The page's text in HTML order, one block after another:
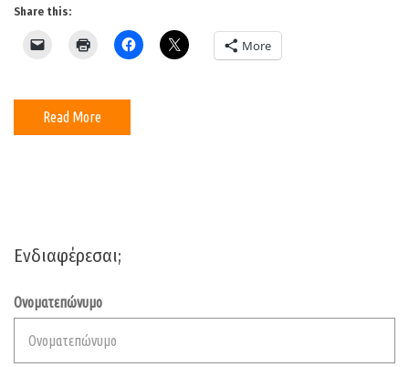
Share this:
More
Read More
Ενδιαφέρεσαι;
Ονοματεπώνυμο